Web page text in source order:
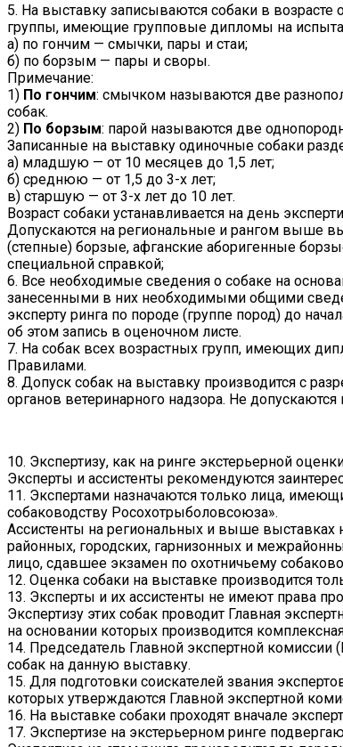
5. На выставку записываются собаки в
группы, имеющие групповые дипломы на
а) по гончим — смычки, пары и стаи;
б) по борзым — пары и своры.
Примечание:
1) По гончим: смычком называются две
собак.
2) По борзым: парой называются две
Записанные на выставку одиночные собаки
а) младшую — от 10 месяцев до 1,5 лет;
б) среднюю — от 1,5 до 3-х лет;
в) старшую — от 3-х лет до 10 лет.
Возраст собаки устанавливается на день
Допускаются на региональные и рангом выше
(степные) борзые, афганские аборигенные
специальной справкой;
6. Все необходимые сведения о собаке на
занесенными в них необходимыми общими
эксперту ринга по породе (группе пород) до
об этом запись в оценочном листе.
7. На собак всех возрастных групп, имеющих
Правилами.
8. Допуск собак на выставку производится с
органов ветеринарного надзора. Не
10. Экспертизу, как на ринге экстерьерной
Эксперты и ассистенты рекомендуются
11. Экспертами назначаются только лица,
собаководству Росохотрыболовсоюза».
Ассистенты на региональных и выше выставках
районных, городских, гарнизонных и
лицо, сдавшее экзамен по охотничьему
12. Оценка собаки на выставке производится
13. Эксперты и их ассистенты не имеют права
Экспертизу этих собак проводит Главная
на основании которых производится
14. Председатель Главной экспертной
собак на данную выставку.
15. Для подготовки соискателей звания
которых утверждаются Главной экспертной
16. На выставке собаки проходят вначале
17. Экспертизе на экстерьерном ринге